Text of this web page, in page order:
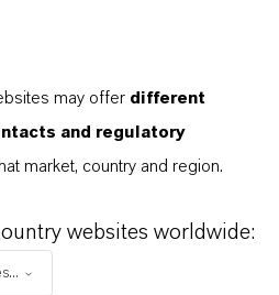
may offer different
and regulatory
market, country and region.
websites worldwide: